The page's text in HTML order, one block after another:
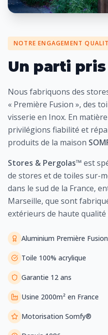
NOTRE ENGAGEMENT
Un parti
Nous fabriquons des
« Première Fusion », des
visserie en Inox. En
privilégions fiabilité et
produits de la maison
Stores & Pergolas™ est
de stores et de toiles sur-
dans le sud de la France,
Marseille, que sont
extérieurs de haute qualité
Aluminium Première Fusion
Toile 100% acrylique
Garantie 12 ans
Usine 2000m² en France
Motorisation Somfy®